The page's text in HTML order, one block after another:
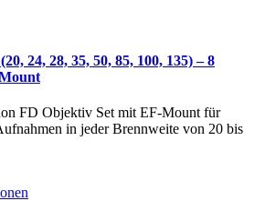
24, 28, 35, 50, 85, 100, 135) – 8
FD Objektiv Set mit EF-Mount für
in jeder Brennweite von 20 bis